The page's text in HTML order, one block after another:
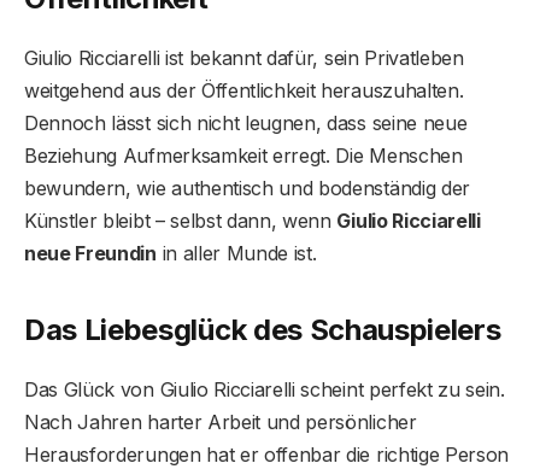
Giulio Ricciarelli ist bekannt dafür, sein Privatleben
weitgehend aus der Öffentlichkeit herauszuhalten.
Dennoch lässt sich nicht leugnen, dass seine neue
Beziehung Aufmerksamkeit erregt. Die Menschen
bewundern, wie authentisch und bodenständig der
Künstler bleibt – selbst dann, wenn Giulio Ricciarelli
neue Freundin in aller Munde ist.
Das Liebesglück des Schauspielers
Das Glück von Giulio Ricciarelli scheint perfekt zu sein.
Nach Jahren harter Arbeit und persönlicher
Herausforderungen hat er offenbar die richtige Person